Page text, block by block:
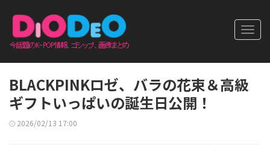
BLACKPINKロゼ、バラの花束＆高級
ギフトいっぱいの誕生日公開！
2026/02/13 17:00